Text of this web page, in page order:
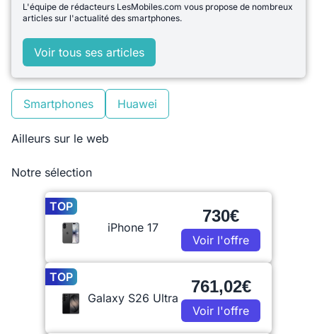
L'équipe de rédacteurs LesMobiles.com vous propose de nombreux
articles sur l'actualité des smartphones.
Voir tous ses articles
Smartphones Huawei
Ailleurs sur le web
Notre sélection
TOP
iPhone 17
730€
Voir l'offre
TOP
Galaxy S26 Ultra
761,02€
Voir l'offre